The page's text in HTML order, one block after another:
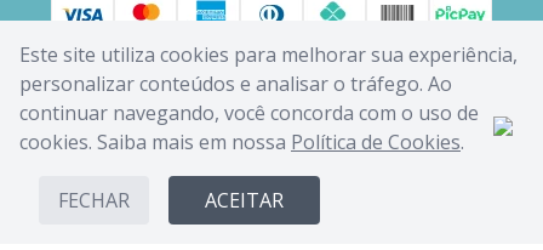
Este site utiliza cookies para melhorar sua experiência,
personalizar conteúdos e analisar o tráfego. Ao
continuar navegando, você concorda com o uso de
cookies. Saiba mais em nossa Política de Cookies.
FECHAR ACEITAR